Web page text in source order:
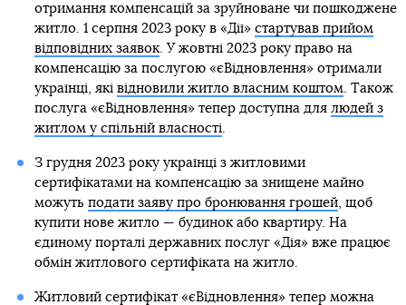
отримання компенсацій за зруйноване чи пошкоджене
житло. 1 серпня 2023 року в «Дії» стартував прийом
відповідних заявок. У жовтні 2023 року право на
компенсацію за послугою «єВідновлення» отримали
українці, які відновили житло власним коштом . Також
послуга «єВідновлення» тепер доступна для людей з
житлом у спільній власності
З грудня 2023 року українці з житловими
сертифікатами на компенсацію за знищене майно
можуть подати заяву про бронювання грошей, щоб
купити нове житло — будинок або квартиру. На
єдиному порталі державних послуг «Дія» вже працює
обмін житлового сертифіката на житло.
Житловий сертифікат «єВідновлення» тепер можна